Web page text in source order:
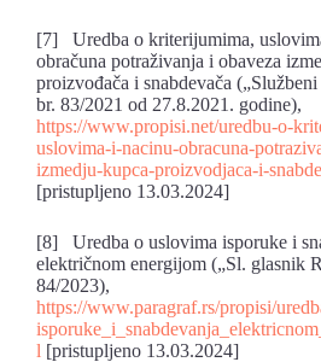
[7] Uredba o kriterijumima,
obračuna potraživanja i obaveza
proizvođača i snabdevača
br. 83/2021 od 27.8.2021. godine),
https://www.propisi.net/uredbu-o-
uslovima-i-nacinu-obracuna-
izmedju-kupca-proizvodjaca-i-
[pristupljeno 13.03.2024]
[8] Uredba o uslovima isporuke i
električnom energijom („Sl. glasnik
84/2023),
https://www.paragraf.rs/propisi/
l [pristupljeno 13.03.2024]